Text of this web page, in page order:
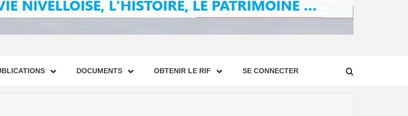
DOCUMENTS OBTENIR LE RIF SE CONNECTER